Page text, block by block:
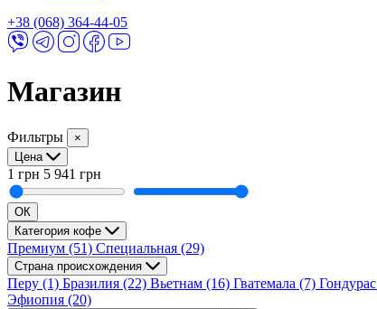
+38 (068) 364-44-05
Магазин
Фильтры
×
Цена
1 грн 5 941 грн
ОК
Категория кофе
Премиум (51) Специальная (29)
Страна происхождения
Перу (1) Бразилия (22) Вьетнам (16) Гватемала (7) Гондурас
Эфиопия (20)